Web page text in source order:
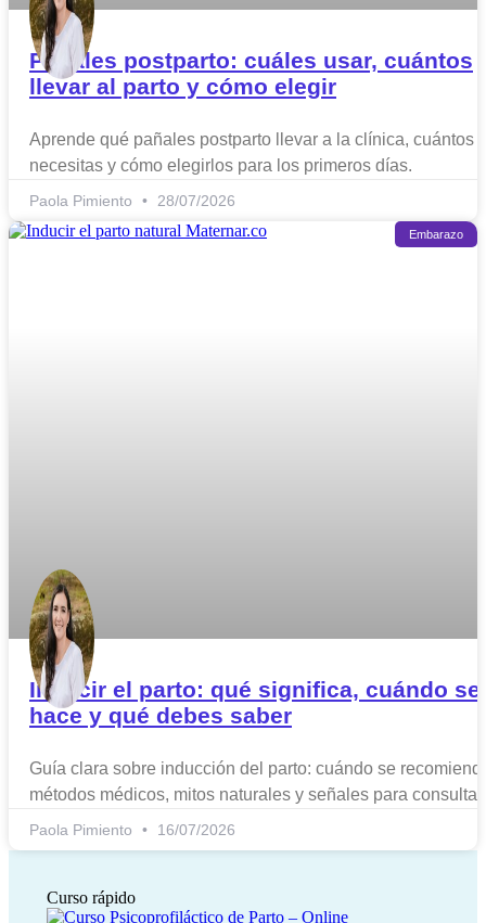
Pañales postparto: cuáles usar, cuántos
llevar al parto y cómo elegir
Aprende qué pañales postparto llevar a la clínica, cuántos
necesitas y cómo elegirlos para los primeros días.
Paola Pimiento 28/07/2026
Embarazo
Inducir el parto: qué significa, cuándo se
hace y qué debes saber
Guía clara sobre inducción del parto: cuándo se
métodos médicos, mitos naturales y señales para consultar.
Paola Pimiento 16/07/2026
Curso rápido